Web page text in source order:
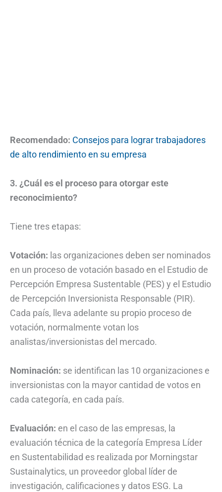
Recomendado: Consejos para lograr trabajadores
de alto rendimiento en su empresa
3. ¿Cuál es el proceso para otorgar este
reconocimiento?
Tiene tres etapas:
Votación: las organizaciones deben ser nominados
en un proceso de votación basado en el Estudio de
Percepción Empresa Sustentable (PES) y el Estudio
de Percepción Inversionista Responsable (PIR).
Cada país, lleva adelante su propio proceso de
votación, normalmente votan los
analistas/inversionistas del mercado.
Nominación: se identifican las 10 organizaciones e
inversionistas con la mayor cantidad de votos en
cada categoría, en cada país.
Evaluación: en el caso de las empresas, la
evaluación técnica de la categoría Empresa Líder
en Sustentabilidad es realizada por Morningstar
Sustainalytics, un proveedor global líder de
investigación, calificaciones y datos ESG. La